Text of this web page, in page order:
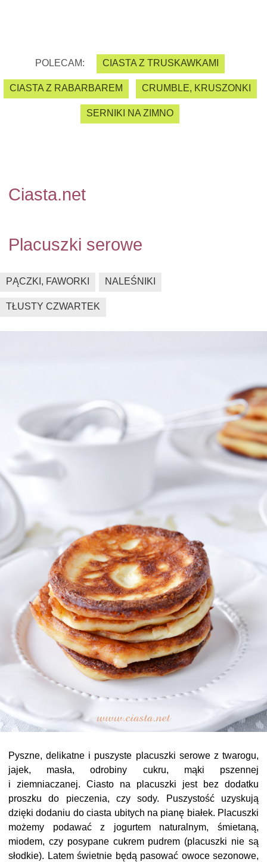
POLECAM: CIASTA Z TRUSKAWKAMI
CIASTA Z RABARBAREM CRUMBLE, KRUSZONKI
SERNIKI NA ZIMNO
Ciasta.net
Placuszki serowe
PĄCZKI, FAWORKI NALEŚNIKI
TŁUSTY CZWARTEK
Pyszne, delikatne i puszyste placuszki serowe z twarogu,
jajek, masła, odrobiny cukru, mąki pszennej
i ziemniaczanej. Ciasto na placuszki jest bez dodatku
proszku do pieczenia, czy sody. Puszystość uzyskują
dzięki dodaniu do ciasta ubitych na pianę białek. Placuszki
możemy podawać z jogurtem naturalnym, śmietaną,
miodem, czy posypane cukrem pudrem (placuszki nie są
słodkie). Latem świetnie będą pasować owoce sezonowe,